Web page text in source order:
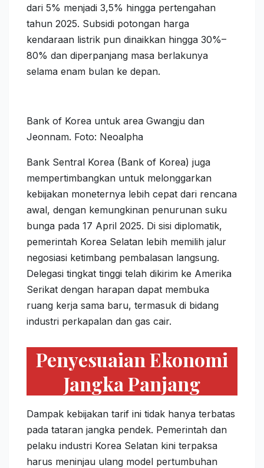
dari 5% menjadi 3,5% hingga pertengahan
tahun 2025. Subsidi potongan harga
kendaraan listrik pun dinaikkan hingga 30%–
80% dan diperpanjang masa berlakunya
selama enam bulan ke depan.
Bank of Korea untuk area Gwangju dan
Jeonnam. Foto: Neoalpha
Bank Sentral Korea (Bank of Korea) juga
mempertimbangkan untuk melonggarkan
kebijakan moneternya lebih cepat dari rencana
awal, dengan kemungkinan penurunan suku
bunga pada 17 April 2025. Di sisi diplomatik,
pemerintah Korea Selatan lebih memilih jalur
negosiasi ketimbang pembalasan langsung.
Delegasi tingkat tinggi telah dikirim ke Amerika
Serikat dengan harapan dapat membuka
ruang kerja sama baru, termasuk di bidang
industri perkapalan dan gas cair.
Penyesuaian Ekonomi
Jangka Panjang
Dampak kebijakan tarif ini tidak hanya terbatas
pada tataran jangka pendek. Pemerintah dan
pelaku industri Korea Selatan kini terpaksa
harus meninjau ulang model pertumbuhan